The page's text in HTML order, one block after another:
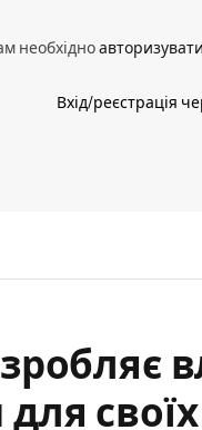
необхідно
Вхід/реєстрація
своїх